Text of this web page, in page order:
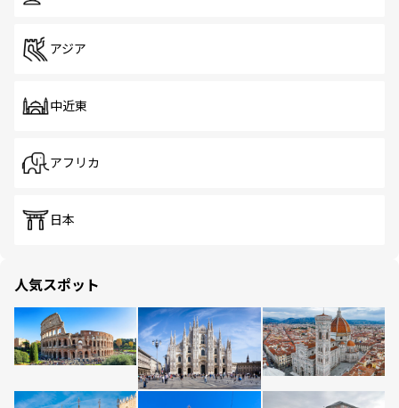
アジア
中近東
アフリカ
日本
人気スポット